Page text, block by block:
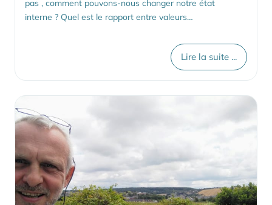
pas , comment pouvons-nous changer notre état
interne ? Quel est le rapport entre valeurs…
Lire la suite ...